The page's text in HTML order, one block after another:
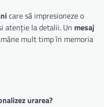
care să impresioneze o
atenție la detalii. Un mesaj
mult timp în memoria
urarea?